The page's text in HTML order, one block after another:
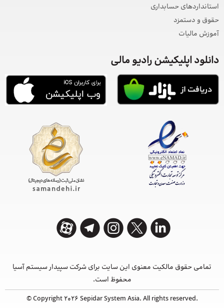
استانداردهای حسابداری
حقوق و دستمزد
آموزش مالیات
دانلود اپلیکیشن رادیو مالی
تمامی حقوق مالکیت معنوی این ‌سایت برای شرکت سپیدار سیستم آسیا
محفوظ است.
© Copyright 2026 Sepidar System Asia. All rights reserved.